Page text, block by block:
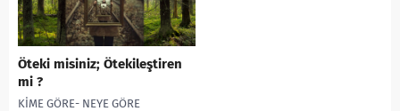
Öteki misiniz; Ötekileştiren
mi ?
KİME GÖRE- NEYE GÖRE